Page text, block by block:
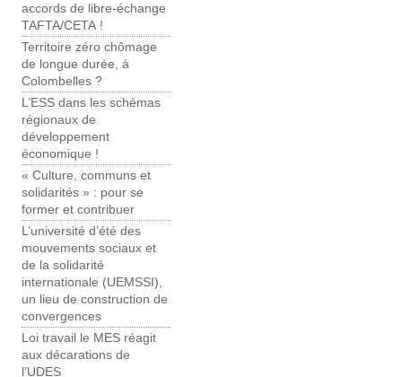
accords de libre-échange
TAFTA/CETA !
Territoire zéro chômage
de longue durée, à
Colombelles ?
L’ESS dans les schémas
régionaux de
développement
économique !
« Culture, communs et
solidarités » : pour se
former et contribuer
L’université d’été des
mouvements sociaux et
de la solidarité
internationale (UEMSSI),
un lieu de construction de
convergences
Loi travail le MES réagit
aux décarations de
l’UDES